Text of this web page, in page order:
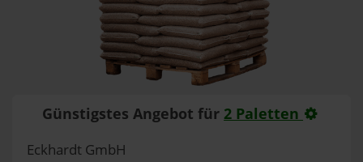
Günstigstes Angebot für 2 Paletten
Eckhardt GmbH